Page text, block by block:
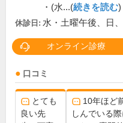
・(水...(続きを読む)
休診日: 水・土曜午後、日
オンライン診療
口コミ
とても
良い先
10年ほど
しんでいる